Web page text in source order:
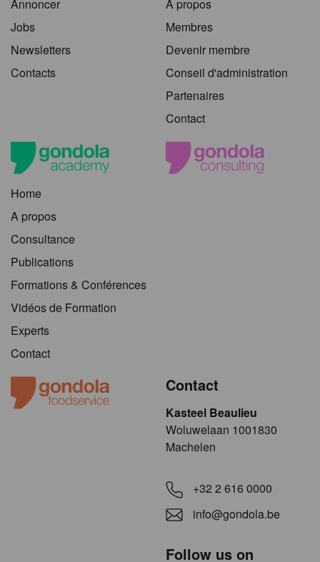
Annoncer
Jobs
Newsletters
Contacts
A propos
Membres
Devenir membre
Conseil d'administration
Partenaires
Contact
Home
A propos
Consultance
Publications
Formations & Conférences
Vidéos de Formation
Experts
Contact
Contact
Kasteel Beaulieu
​​​Woluwelaan 1001830
Machelen
+32 2 616 0000
info@gondola.be
Follow us on